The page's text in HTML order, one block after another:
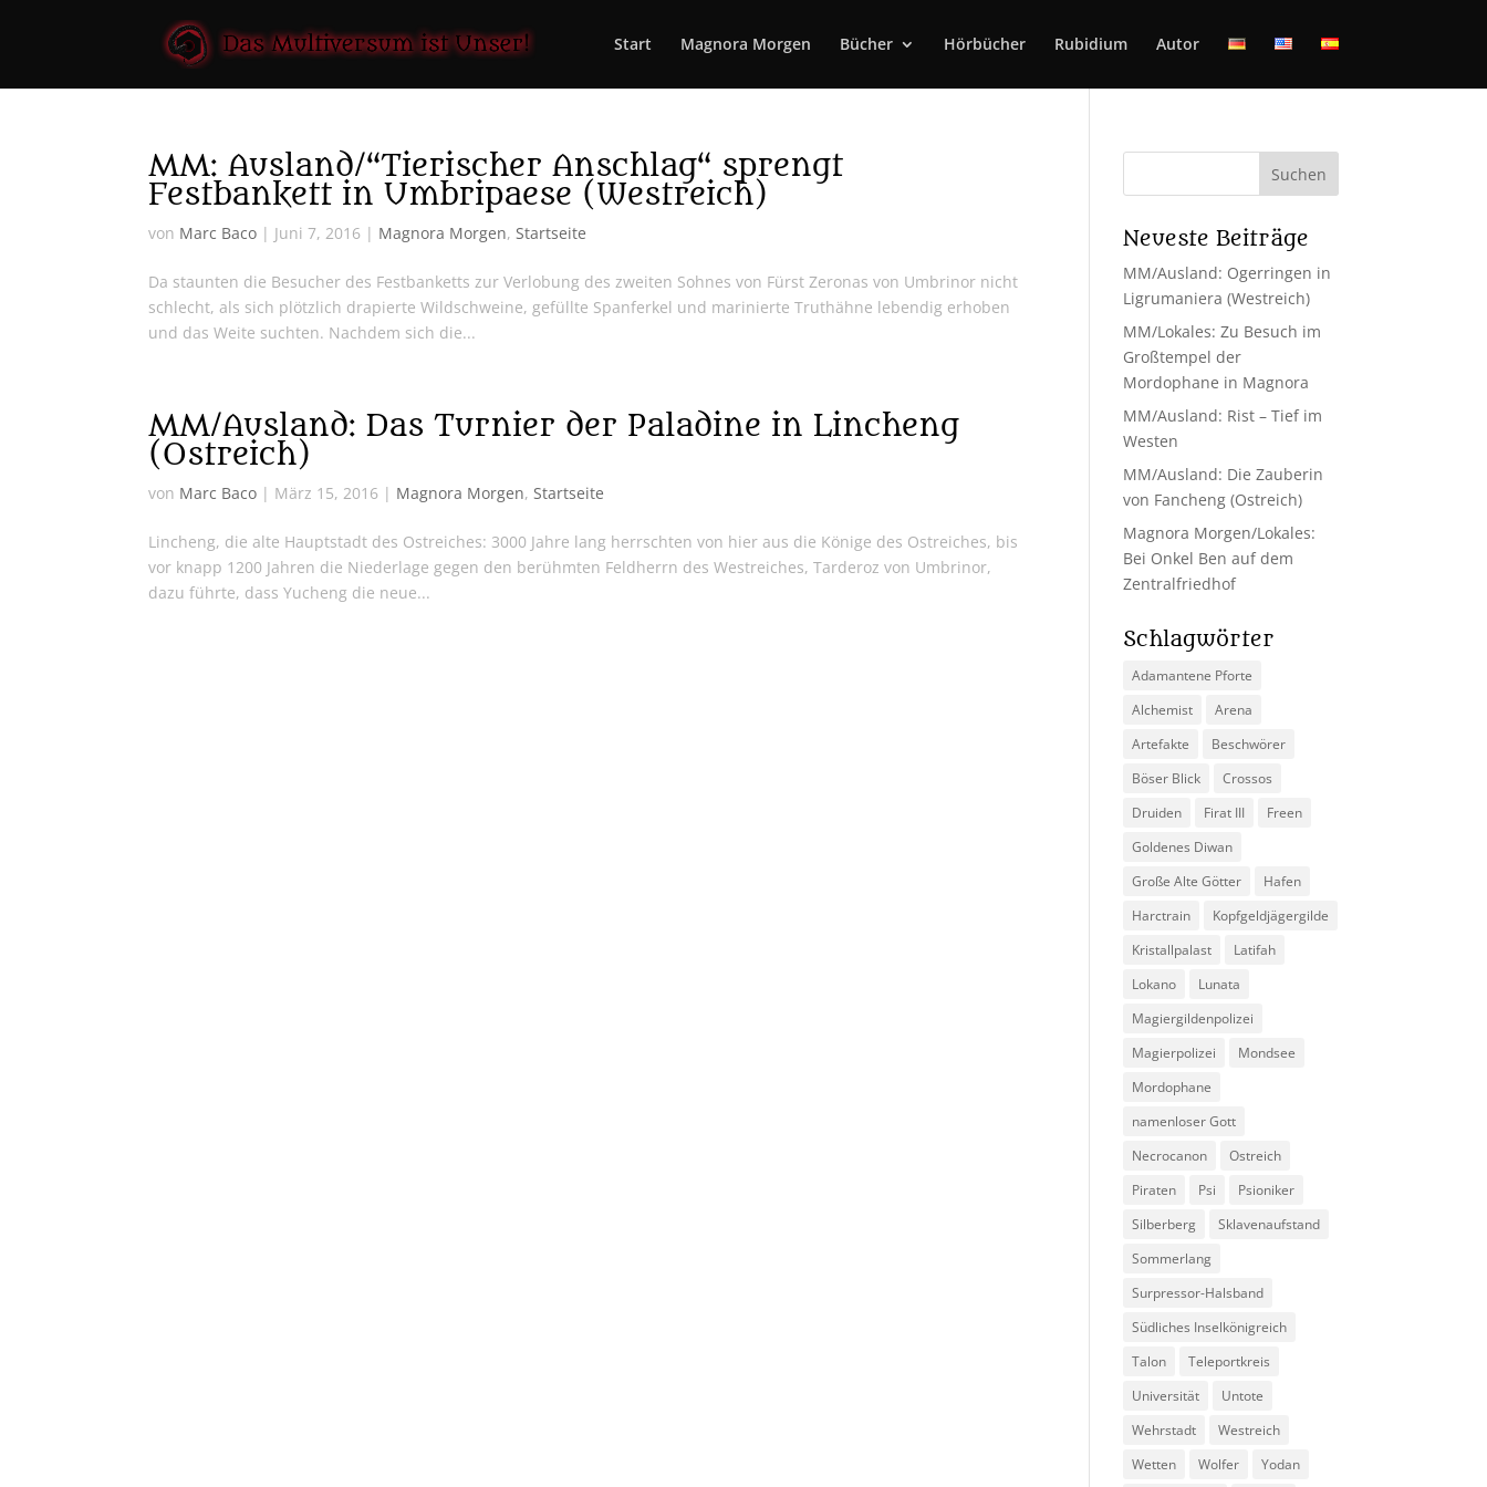
Start Magnora Morgen Bücher Hörbücher Rubidium Autor
MM: Ausland/“Tierischer Anschlag“ sprengt
Festbankett in Umbripaese (Westreich)
von Marc Baco | Juni 7, 2016 | Magnora Morgen,Startseite
Da staunten die Besucher des Festbanketts zur Verlobung des zweiten Sohnes von Fürst Zeronas von Umbrinor nicht
schlecht, als sich plötzlich drapierte Wildschweine, gefüllte Spanferkel und marinierte Truthähne lebendig erhoben
und das Weite suchten. Nachdem sich die...
MM/Ausland: Das Turnier der Paladine in Lincheng
(Ostreich)
von Marc Baco | März 15, 2016 | Magnora Morgen,Startseite
Lincheng, die alte Hauptstadt des Ostreiches: 3000 Jahre lang herrschten von hier aus die Könige des Ostreiches, bis
vor knapp 1200 Jahren die Niederlage gegen den berühmten Feldherrn des Westreiches, Tarderoz von Umbrinor,
dazu führte, dass Yucheng die neue...
Neueste Beiträge
MM/Ausland: Ogerringen in
Ligrumaniera (Westreich)
MM/Lokales: Zu Besuch im
Großtempel der
Mordophane in Magnora
MM/Ausland: Rist – Tief im
Westen
MM/Ausland: Die Zauberin
von Fancheng (Ostreich)
Magnora Morgen/Lokales:
Bei Onkel Ben auf dem
Zentralfriedhof
Schlagwörter
Adamantene Pforte
Alchemist
Arena
Artefakte
Beschwörer
Böser Blick
Crossos
Druiden
Firat III
Freen
Goldenes Diwan
Große Alte Götter
Hafen
Harctrain
Kopfgeldjägergilde
Kristallpalast
Latifah
Lokano
Lunata
Magiergildenpolizei
Magierpolizei
Mondsee
Mordophane
namenloser Gott
Necrocanon
Ostreich
Piraten
Psi
Psioniker
Silberberg
Sklavenaufstand
Sommerlang
Surpressor-Halsband
Südliches Inselkönigreich
Talon
Teleportkreis
Universität
Untote
Wehrstadt
Westreich
Wetten
Wolfer Yodan